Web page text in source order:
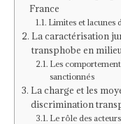
France
Limites et lacunes
La caractérisation
transphobe en
Les
sanctionnés
La charge et les
discrimination
Le rôle des